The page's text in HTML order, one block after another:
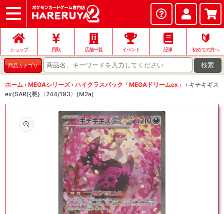
ショップ
店頭買取
ネット買取
店舗一覧
イベント
お問い合わせ
ショップ 買取 店舗一覧 イベント 記事
🔰
初めての方へ
商品カテゴリ 検索
ホーム › MEGAシリーズ › ハイクラスパック「MEGAドリームex」 › キチキギス
ex(SAR){悪}〈244/193〉[M2a]